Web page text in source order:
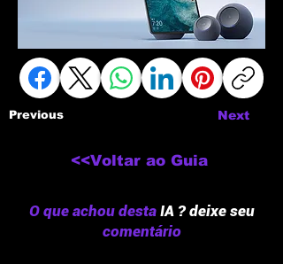
Previous Next
<<Voltar ao Guia
O que achou desta IA ? deixe seu
comentário